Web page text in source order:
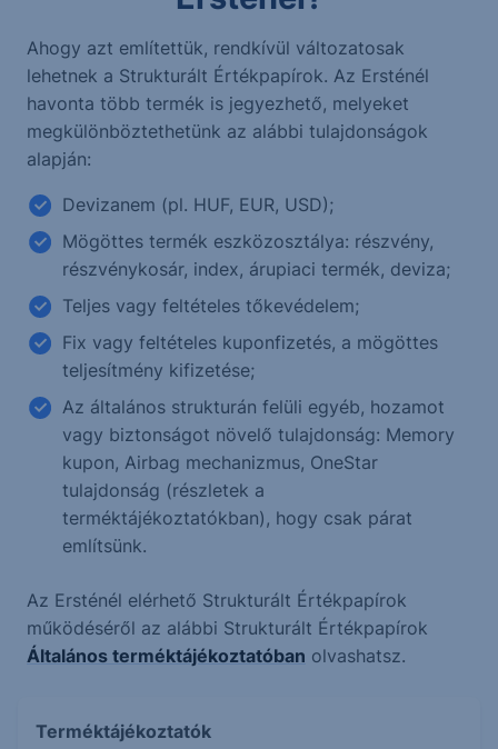
Ahogy azt említettük, rendkívül változatosak
lehetnek a Strukturált Értékpapírok. Az Ersténél
havonta több termék is jegyezhető, melyeket
megkülönböztethetünk az alábbi tulajdonságok
alapján:
Devizanem (pl. HUF, EUR, USD);
Mögöttes termék eszközosztálya: részvény,
részvénykosár, index, árupiaci termék, deviza;
Teljes vagy feltételes tőkevédelem;
Fix vagy feltételes kuponfizetés, a mögöttes
teljesítmény kifizetése;
Az általános strukturán felüli egyéb, hozamot
vagy biztonságot növelő tulajdonság: Memory
kupon, Airbag mechanizmus, OneStar
tulajdonság (részletek a
terméktájékoztatókban), hogy csak párat
említsünk.
Az Ersténél elérhető Strukturált Értékpapírok
működéséről az alábbi Strukturált Értékpapírok
Általános terméktájékoztatóban olvashatsz.
Terméktájékoztatók